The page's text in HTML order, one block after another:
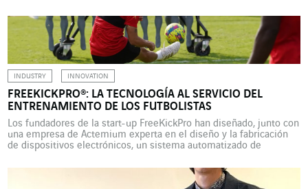
contado con la ayuda de Uxello, que ha tenido que hacer frente a
importantes desafíos. La Unión […]
INDUSTRY INNOVATION
FREEKICKPRO®: LA TECNOLOGÍA AL SERVICIO DEL
ENTRENAMIENTO DE LOS FUTBOLISTAS
Los fundadores de la start-up FreeKickPro han diseñado, junto con
una empresa de Actemium experta en el diseño y la fabricación
de dispositivos electrónicos, un sistema automatizado de
un partido real. Generaciones y generaciones de futbolistas se
han entrenado en la ejecución de tiros libres frente […]